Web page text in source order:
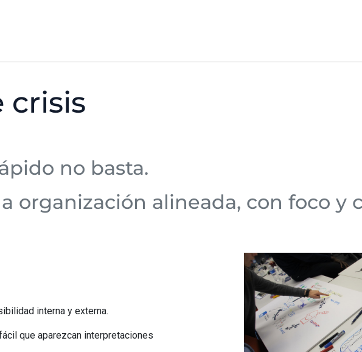
crisis
no basta.
organización alineada, con foco y
interna y externa.
que aparezcan interpretaciones